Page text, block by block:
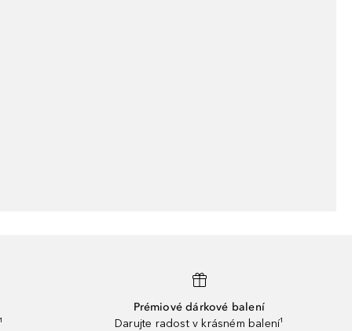
Prémiové dárkové balení
Darujte radost v krásném balení¹